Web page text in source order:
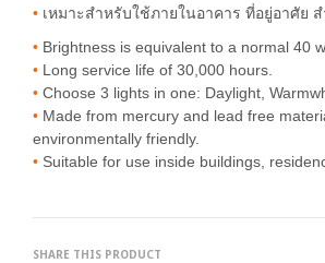
• เหมาะสำหรับใช้ภายในอาคาร ที่อยู่อาศัย
• Brightness is equivalent to a normal 40
• Long service life of 30,000 hours.
• Choose 3 lights in one: Daylight,
• Made from mercury and lead free
environmentally friendly.
• Suitable for use inside buildings,
SHARE THIS PRODUCT